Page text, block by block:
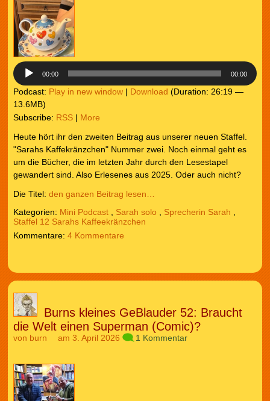
00:00 00:00
Podcast: Play in new window| Download (Duration: 26:19 —
13.6MB)
Subscribe: RSS| More
Heute hört ihr den zweiten Beitrag aus unserer neuen Staffel.
"Sarahs Kaffekränzchen" Nummer zwei. Noch einmal geht es
um die Bücher, die im letzten Jahr durch den Lesestapel
gewandert sind. Also Erlesenes aus 2025. Oder auch nicht?
Die Titel: den ganzen Beitrag lesen…
Kategorien: Mini Podcast, Sarah solo Sprecherin Sarah
Staffel 12 Sarahs Kaffeekränzchen
4 Kommentare
Burns kleines GeBlauder 52: Braucht
die Welt einen Superman (Comic)?
von burn am 3. April 2026 1 Kommentar